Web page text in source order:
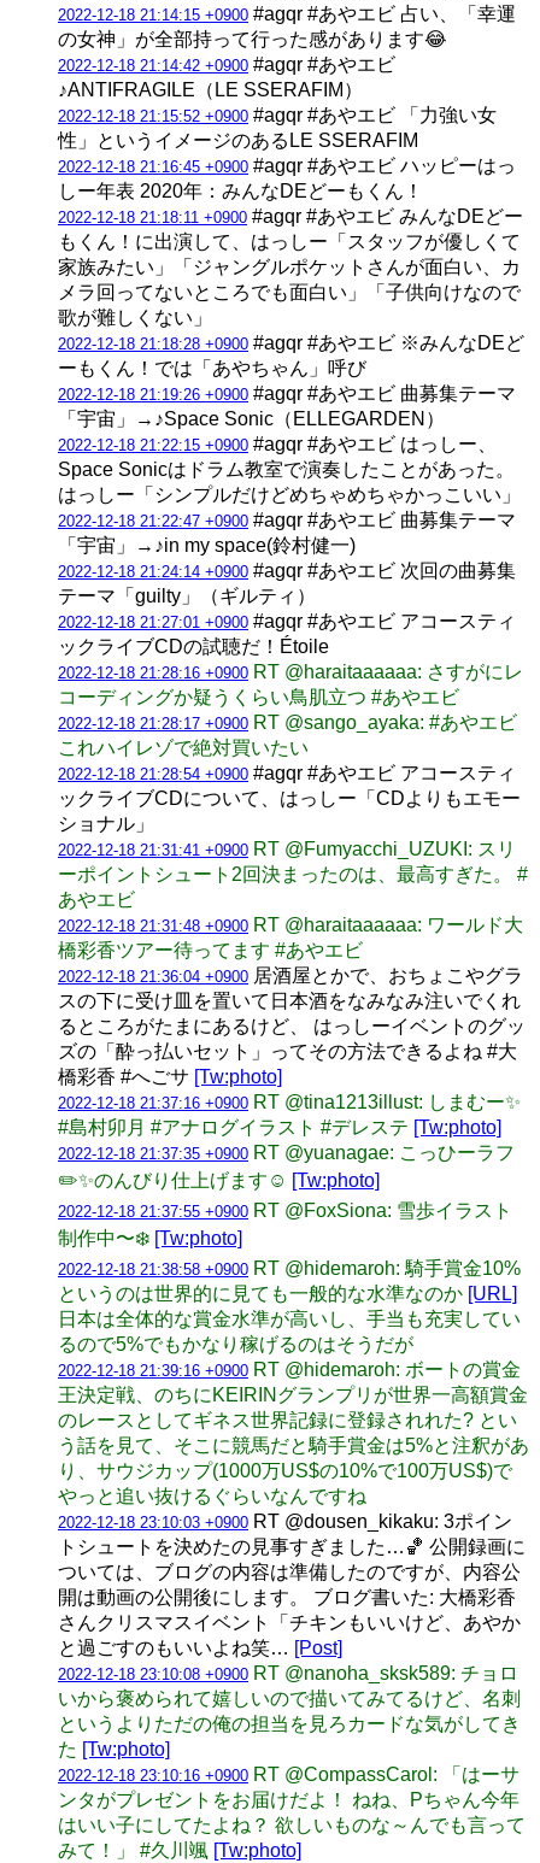
2022-12-18 21:14:15 +0900 #agqr #あやエビ 占い、「幸運
の女神」が全部持って行った感があります😂
2022-12-18 21:14:42 +0900 #agqr #あやエビ
♪ANTIFRAGILE（LE SSERAFIM）
2022-12-18 21:15:52 +0900 #agqr #あやエビ 「力強い女
性」というイメージのあるLE SSERAFIM
2022-12-18 21:16:45 +0900 #agqr #あやエビ ハッピーはっ
しー年表 2020年：みんなDEどーもくん！
2022-12-18 21:18:11 +0900 #agqr #あやエビ みんなDEどー
もくん！に出演して、はっしー「スタッフが優しくて
家族みたい」「ジャングルポケットさんが面白い、カ
メラ回ってないところでも面白い」「子供向けなので
歌が難しくない」
2022-12-18 21:18:28 +0900 #agqr #あやエビ ※みんなDEど
ーもくん！では「あやちゃん」呼び
2022-12-18 21:19:26 +0900 #agqr #あやエビ 曲募集テーマ
「宇宙」→♪Space Sonic（ELLEGARDEN）
2022-12-18 21:22:15 +0900 #agqr #あやエビ はっしー、
Space Sonicはドラム教室で演奏したことがあった。
はっしー「シンプルだけどめちゃめちゃかっこいい」
2022-12-18 21:22:47 +0900 #agqr #あやエビ 曲募集テーマ
「宇宙」→♪in my space(鈴村健一)
2022-12-18 21:24:14 +0900 #agqr #あやエビ 次回の曲募集
テーマ「guilty」（ギルティ）
2022-12-18 21:27:01 +0900 #agqr #あやエビ アコースティ
ックライブCDの試聴だ！Étoile
2022-12-18 21:28:16 +0900 RT @haraitaaaaaa: さすがにレ
コーディングか疑うくらい鳥肌立つ #あやエビ
2022-12-18 21:28:17 +0900 RT @sango_ayaka: #あやエビ
これハイレゾで絶対買いたい
2022-12-18 21:28:54 +0900 #agqr #あやエビ アコースティ
ックライブCDについて、はっしー「CDよりもエモー
ショナル」
2022-12-18 21:31:41 +0900 RT @Fumyacchi_UZUKI: スリ
ーポイントシュート2回決まったのは、最高すぎた。 #
あやエビ
2022-12-18 21:31:48 +0900 RT @haraitaaaaaa: ワールド大
橋彩香ツアー待ってます #あやエビ
2022-12-18 21:36:04 +0900 居酒屋とかで、おちょこやグラ
スの下に受け皿を置いて日本酒をなみなみ注いでくれ
るところがたまにあるけど、 はっしーイベントのグッ
ズの「酔っ払いセット」ってその方法できるよね #大
橋彩香 #へごサ [Tw:photo]
2022-12-18 21:37:16 +0900 RT @tina1213illust: しまむー✨
#島村卯月 #アナログイラスト #デレステ [Tw:photo]
2022-12-18 21:37:35 +0900 RT @yuanagae: こっひーラフ
✏️✨のんびり仕上げます☺️ [Tw:photo]
2022-12-18 21:37:55 +0900 RT @FoxSiona: 雪歩イラスト
制作中〜❄️ [Tw:photo]
2022-12-18 21:38:58 +0900 RT @hidemaroh: 騎手賞金10%
というのは世界的に見ても一般的な水準なのか [URL]
日本は全体的な賞金水準が高いし、手当も充実してい
るので5%でもかなり稼げるのはそうだが
2022-12-18 21:39:16 +0900 RT @hidemaroh: ボートの賞金
王決定戦、のちにKEIRINグランプリが世界一高額賞金
のレースとしてギネス世界記録に登録されれた? とい
う話を見て、そこに競馬だと騎手賞金は5%と注釈があ
り、サウジカップ(1000万US$の10%で100万US$)で
やっと追い抜けるぐらいなんですね
2022-12-18 23:10:03 +0900 RT @dousen_kikaku: 3ポイン
トシュートを決めたの見事すぎました…🏀 公開録画に
ついては、ブログの内容は準備したのですが、内容公
開は動画の公開後にします。 ブログ書いた: 大橋彩香
さんクリスマスイベント「チキンもいいけど、あやか
と過ごすのもいいよね笑… [Post]
2022-12-18 23:10:08 +0900 RT @nanoha_sksk589: チョロ
いから褒められて嬉しいので描いてみてるけど、名刺
というよりただの俺の担当を見ろカードな気がしてき
た [Tw:photo]
2022-12-18 23:10:16 +0900 RT @CompassCarol: 「はーサ
ンタがプレゼントをお届けだよ！ ねね、Pちゃん今年
はいい子にしてたよね？ 欲しいものな～んでも言って
みて！」 #久川颯 [Tw:photo]